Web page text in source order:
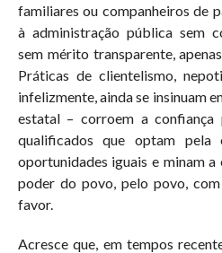
familiares ou companheiros de
à administração pública sem
sem mérito transparente,
Práticas de clientelismo,
infelizmente, ainda se insinuam
estatal – corroem a confiança
qualificados que optam pela
oportunidades iguais e minam a
poder do povo, pelo povo,
favor.
Acresce que, em tempos